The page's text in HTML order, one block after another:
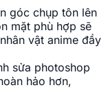
góc chụp tôn lên
mặt phù hợp sẽ
vật anime đầy
sửa photoshop
hảo hơn,